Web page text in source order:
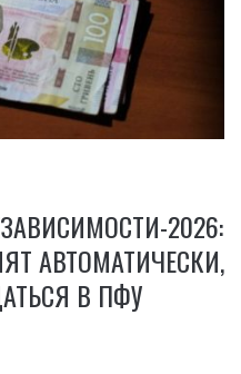
2026:
АВТОМАТИЧЕСКИ,
В ПФУ